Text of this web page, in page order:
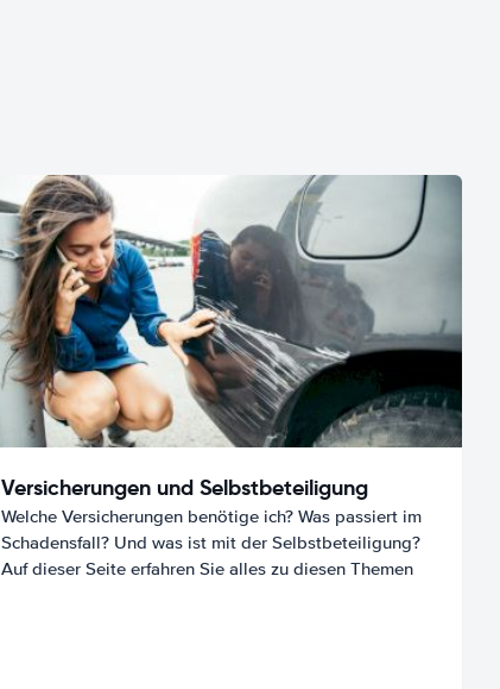
Versicherungen und Selbstbeteiligung
Welche Versicherungen benötige ich? Was passiert im
Schadensfall? Und was ist mit der Selbstbeteiligung?
Auf dieser Seite erfahren Sie alles zu diesen Themen